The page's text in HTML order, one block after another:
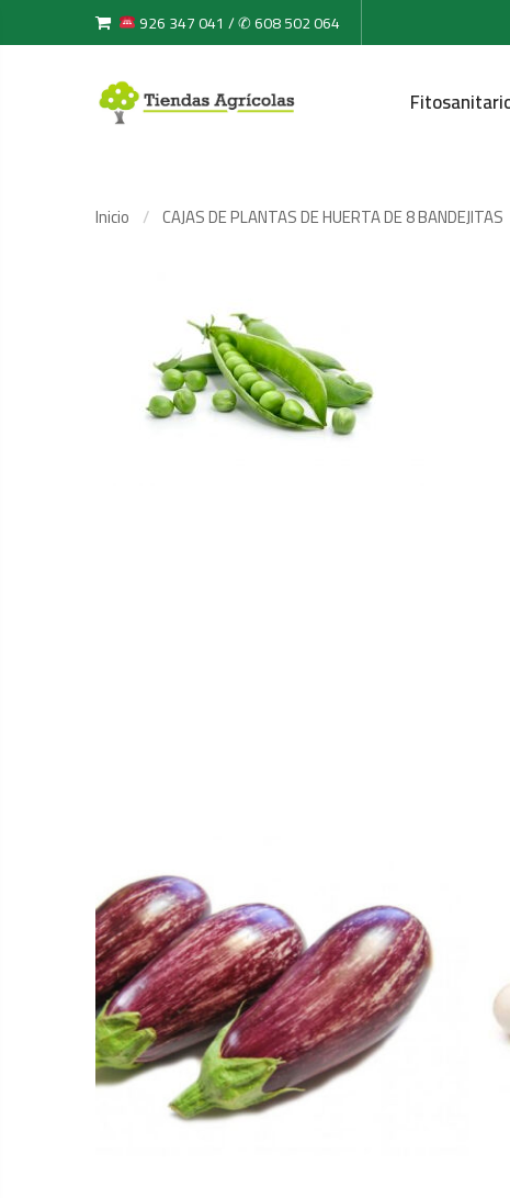
926 347 041 / ✆ 608 502 064
Inicio CAJAS DE PLANTAS DE HUERTA DE 8 BANDEJITAS